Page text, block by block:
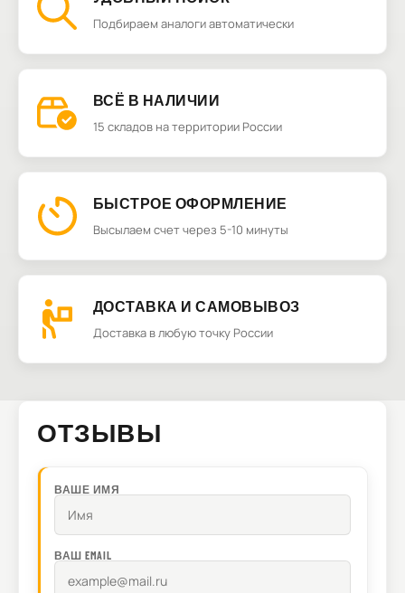
Подбираем аналоги автоматически
ВСЁ В НАЛИЧИИ
15 складов на территории России
БЫСТРОЕ ОФОРМЛЕНИЕ
Высылаем счет через 5-10 минуты
ДОСТАВКА И САМОВЫВОЗ
Доставка в любую точку России
ОТЗЫВЫ
ВАШЕ ИМЯ
ВАШ EMAIL